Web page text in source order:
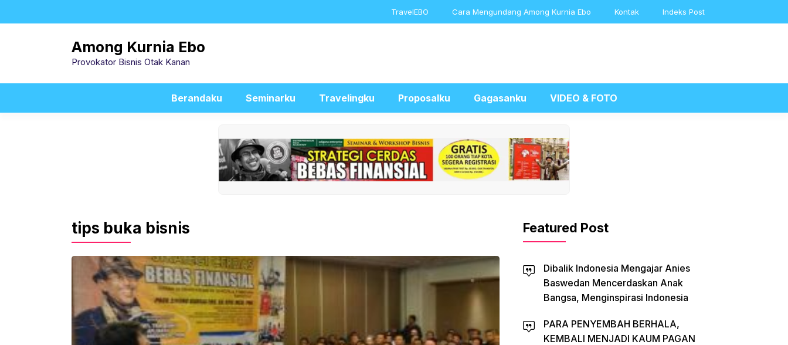
to
TravelEBO Cara Mengundang Among Kurnia Ebo Kontak Indeks Post
Among Kurnia Ebo
Provokator Bisnis Otak Kanan
Berandaku Seminarku Travelingku Proposalku Gagasanku VIDEO & FOTO
tips buka bisnis Featured Post
Dibalik Indonesia Mengajar Anies
Baswedan Mencerdaskan Anak
Bangsa, Menginspirasi Indonesia
PARA PENYEMBAH BERHALA,
KEMBALI MENJADI KAUM PAGAN